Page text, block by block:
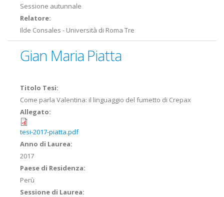
Sessione autunnale
Relatore:
Ilde Consales - Università di Roma Tre
Gian Maria Piatta
Titolo Tesi:
Come parla Valentina: il linguaggio del fumetto di Crepax
Allegato:
tesi-2017-piatta.pdf
Anno di Laurea:
2017
Paese di Residenza:
Perù
Sessione di Laurea: